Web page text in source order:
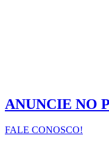
ANUNCIE NO
FALE CONOSCO!